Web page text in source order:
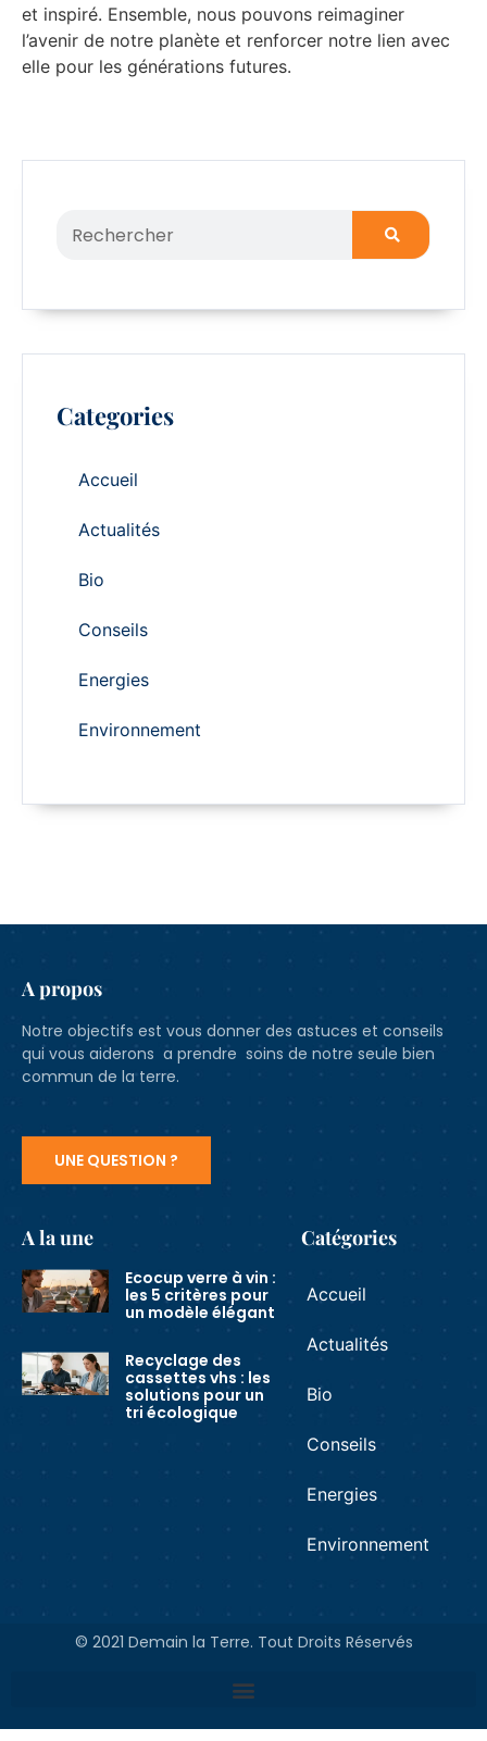
et inspiré. Ensemble, nous pouvons reimaginer
l’avenir de notre planète et renforcer notre lien avec
elle pour les générations futures.
Categories
Accueil
Actualités
Bio
Conseils
Energies
Environnement
A propos
Notre objectifs est vous donner des astuces et conseils
qui vous aiderons a prendre soins de notre seule bien
commun de la terre.
UNE QUESTION ?
A la une
Ecocup verre à vin :
les 5 critères pour
un modèle élégant
Recyclage des
cassettes vhs : les
solutions pour un
tri écologique
Catégories
Accueil
Actualités
Bio
Conseils
Energies
Environnement
© 2021 Demain la Terre. Tout Droits Réservés